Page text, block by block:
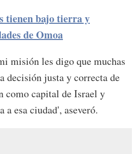
tienen bajo tierra y
de Omoa
misión les digo que muchas
decisión justa y correcta de
como capital de Israel y
a esa ciudad', aseveró.